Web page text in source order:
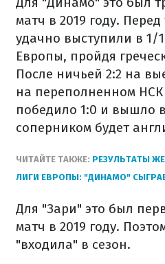
матч в 2019 году.
удачно выступили в 1/
Европы, пройдя
После ничьей 2:2 на
на переполненном
победило 1:0 и вышло
соперником будет
ЧИТАЙТЕ ТАКЖЕ: РЕЗУЛЬТАТЫ
ЛИГИ ЕВРОПЫ: "ДИНАМО"
Для "Зари" это был
матч в 2019 году.
"входила" в сезон.